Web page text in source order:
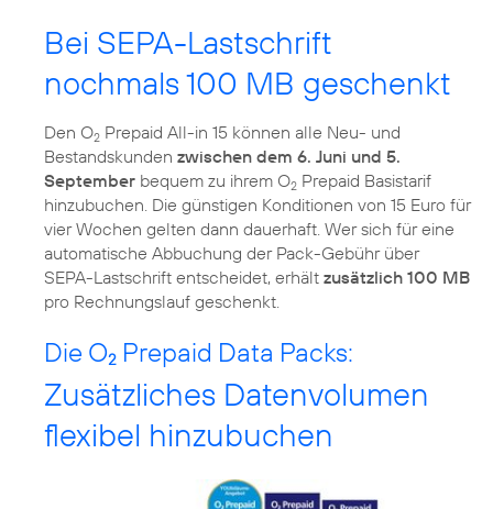
Bei SEPA-Lastschrift
nochmals 100 MB geschenkt
Den O2 Prepaid All-in 15 können alle Neu- und
Bestandskunden zwischen dem 6. Juni und 5.
September bequem zu ihrem O2 Prepaid Basistarif
hinzubuchen. Die günstigen Konditionen von 15 Euro für
vier Wochen gelten dann dauerhaft. Wer sich für eine
automatische Abbuchung der Pack-Gebühr über
SEPA-Lastschrift entscheidet, erhält zusätzlich 100 MB
pro Rechnungslauf geschenkt.
Die O2 Prepaid Data Packs:
Zusätzliches Datenvolumen
flexibel hinzubuchen